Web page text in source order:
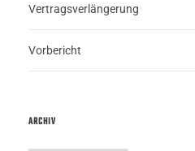
Vertragsverlängerung
Vorbericht
ARCHIV